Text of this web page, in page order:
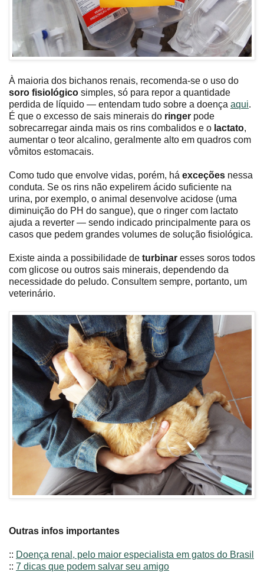
À maioria dos bichanos renais, recomenda-se o uso do
soro fisiológico simples, só para repor a quantidade
perdida de líquido — entendam tudo sobre a doença aqui.
É que o excesso de sais minerais do ringer pode
sobrecarregar ainda mais os rins combalidos e o lactato,
aumentar o teor alcalino, geralmente alto em quadros com
vômitos estomacais.
Como tudo que envolve vidas, porém, há exceções nessa
conduta. Se os rins não expelirem ácido suficiente na
urina, por exemplo, o animal desenvolve acidose (uma
diminuição do PH do sangue), que o ringer com lactato
ajuda a reverter — sendo indicado principalmente para os
casos que pedem grandes volumes de solução fisiológica.
Existe ainda a possibilidade de turbinar esses soros todos
com glicose ou outros sais minerais, dependendo da
necessidade do peludo. Consultem sempre, portanto, um
veterinário.
Outras infos importantes
:: Doença renal, pelo maior especialista em gatos do Brasil
:: 7 dicas que podem salvar seu amigo